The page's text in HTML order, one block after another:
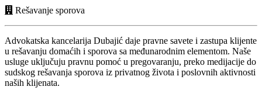
Rešavanje sporova
Advokatska kancelarija Dubajić daje pravne savete i zastupa klijente
u rešavanju domaćih i sporova sa međunarodnim elementom. Naše
usluge uključuju pravnu pomoć u pregovaranju, preko medijacije do
sudskog rešavanja sporova iz privatnog života i poslovnih aktivnosti
naših klijenata.